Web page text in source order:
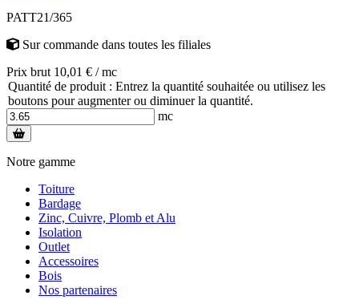
PATT21/365
Sur commande dans toutes les filiales
Prix brut 10,01 € / mc
Quantité de produit : Entrez la quantité souhaitée ou utilisez les
boutons pour augmenter ou diminuer la quantité.
mc
Notre gamme
Toiture
Bardage
Zinc, Cuivre, Plomb et Alu
Isolation
Outlet
Accessoires
Bois
Nos partenaires